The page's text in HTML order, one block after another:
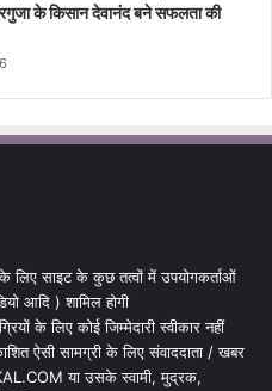
के किसान देवानंद बने सफलता की
लिए साइट के कुछ तत्वों में उपयोगकर्ताओं
आदि ) शामिल होगी
के लिए कोई जिम्मेदारी स्वीकार नहीं
ऐसी सामग्री के लिए संवाददाता / खबर
या उसके स्वामी, मुद्रक,